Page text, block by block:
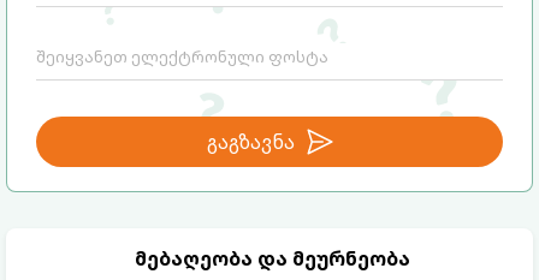
გაგზავნა
მებაღეობა და მეურნეობა